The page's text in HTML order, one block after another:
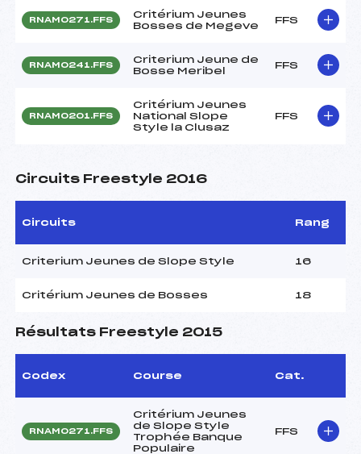
RNAM0271.FFS
Critérium Jeunes
Bosses de Megeve
FFS
RNAM0241.FFS
Criterium Jeune de
Bosse Meribel
FFS
RNAM0201.FFS
Critérium Jeunes
National Slope
Style la Clusaz
FFS
Circuits Freestyle 2016
Circuits Rang
Criterium Jeunes de Slope Style 16
Critérium Jeunes de Bosses 18
Résultats Freestyle 2015
Codex Course Cat.
RNAM0271.FFS
Critérium Jeunes
de Slope Style
Trophée Banque
Populaire
FFS